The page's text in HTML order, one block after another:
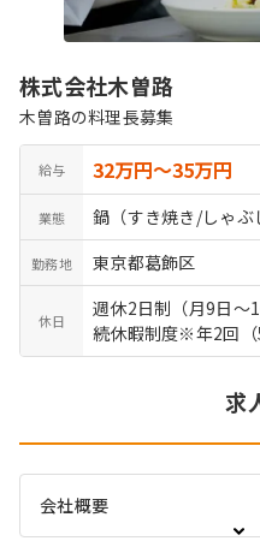
株式会社木曽路
木曽路の料理長募集
給与 32万円〜35万円
業態 鍋（すき焼き/しゃぶ
勤務地 東京都葛飾区
休日
週休2日制（月9日～
続休暇制度※年2回（
求
会社概要